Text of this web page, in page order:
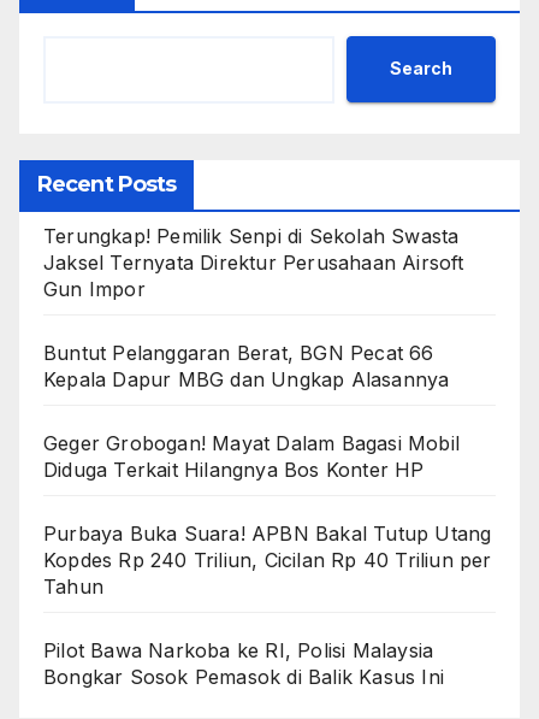
Search
Recent Posts
Terungkap! Pemilik Senpi di Sekolah Swasta
Jaksel Ternyata Direktur Perusahaan Airsoft
Gun Impor
Buntut Pelanggaran Berat, BGN Pecat 66
Kepala Dapur MBG dan Ungkap Alasannya
Geger Grobogan! Mayat Dalam Bagasi Mobil
Diduga Terkait Hilangnya Bos Konter HP
Purbaya Buka Suara! APBN Bakal Tutup Utang
Kopdes Rp 240 Triliun, Cicilan Rp 40 Triliun per
Tahun
Pilot Bawa Narkoba ke RI, Polisi Malaysia
Bongkar Sosok Pemasok di Balik Kasus Ini